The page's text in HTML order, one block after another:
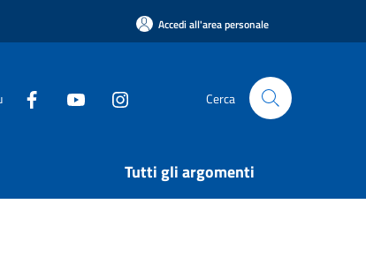
Accedi all'area personale
Cerca
Tutti gli argomenti